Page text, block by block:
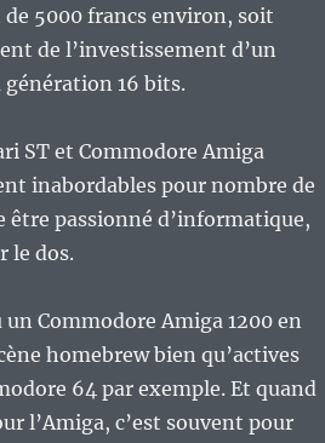
5000 francs environ, soit
de l’investissement d’un
génération 16 bits.
ST et Commodore Amiga
inabordables pour nombre de
être passionné d’informatique,
le dos.
Commodore Amiga 1200 en
homebrew bien qu’actives
64 par exemple. Et quand
l’Amiga, c’est souvent pour